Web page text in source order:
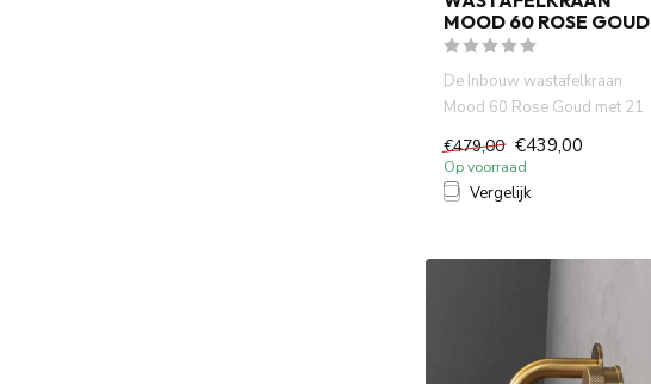
MOOD 60 ROSE GOUD
De Inbouw wastafelkraan
Mood 60 Rose Goud met 21
cm uitloop is gemaakt van
volle...
€479,00 €439,00
Op voorraad
Vergelijk